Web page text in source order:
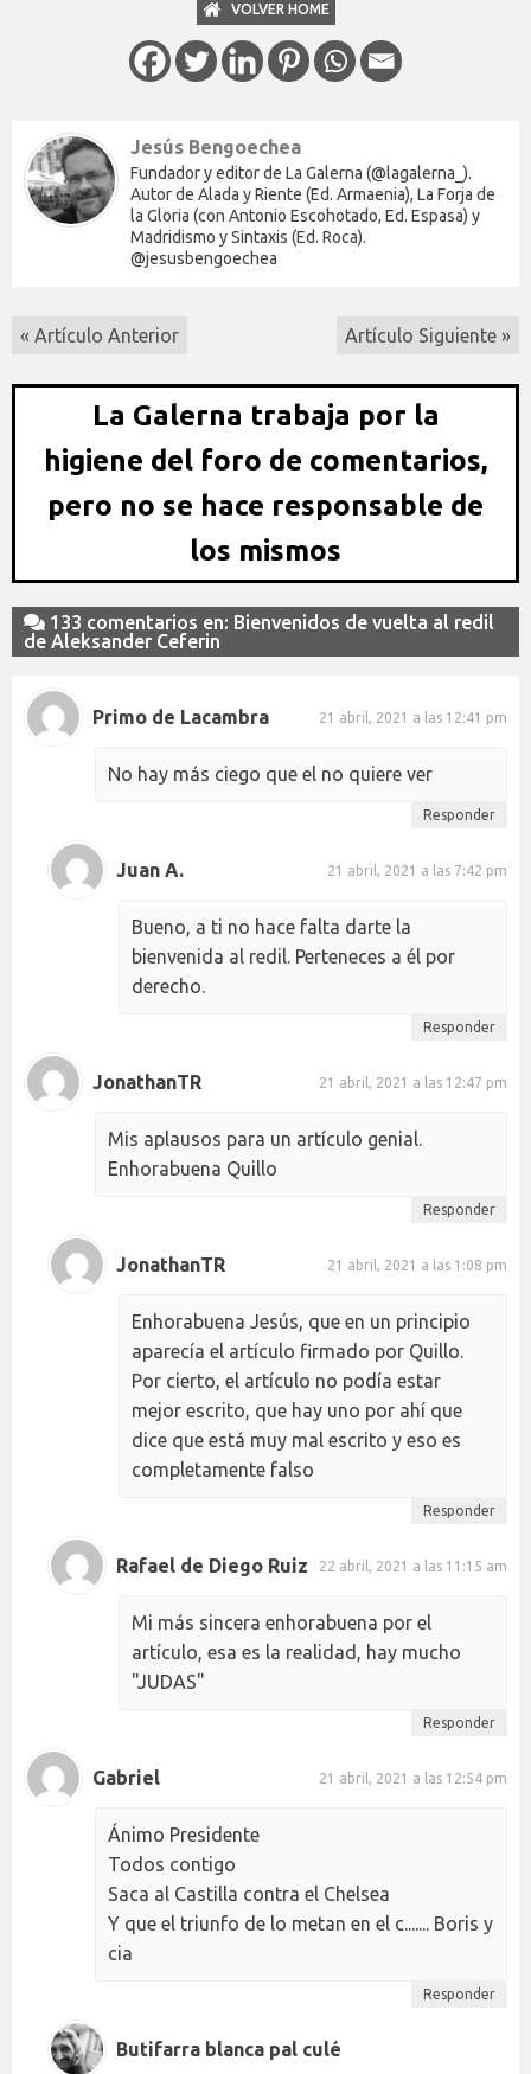
VOLVER HOME
Jesús Bengoechea
Fundador y editor de La Galerna (@lagalerna_).
Autor de Alada y Riente (Ed. Armaenia), La Forja de
la Gloria (con Antonio Escohotado, Ed. Espasa) y
Madridismo y Sintaxis (Ed. Roca).
@jesusbengoechea
« Artículo Anterior Artículo Siguiente »
La Galerna trabaja por la
higiene del foro de comentarios,
pero no se hace responsable de
los mismos
133 comentarios en: Bienvenidos de vuelta al redil
de Aleksander Ceferin
Primo de Lacambra 21 abril, 2021 a las 12:41 pm
No hay más ciego que el no quiere ver
Responder
Juan A. 21 abril, 2021 a las 7:42 pm
Bueno, a ti no hace falta darte la
bienvenida al redil. Perteneces a él por
derecho.
Responder
JonathanTR 21 abril, 2021 a las 12:47 pm
Mis aplausos para un artículo genial.
Enhorabuena Quillo
Responder
JonathanTR 21 abril, 2021 a las 1:08 pm
Enhorabuena Jesús, que en un principio
aparecía el artículo firmado por Quillo.
Por cierto, el artículo no podía estar
mejor escrito, que hay uno por ahí que
dice que está muy mal escrito y eso es
completamente falso
Responder
Rafael de Diego Ruiz 22 abril, 2021 a las 11:15 am
Mi más sincera enhorabuena por el
artículo, esa es la realidad, hay mucho
"JUDAS"
Responder
Gabriel 21 abril, 2021 a las 12:54 pm
Ánimo Presidente
Todos contigo
Saca al Castilla contra el Chelsea
Y que el triunfo de lo metan en el c....... Boris y
cia
Responder
Butifarra blanca pal culé